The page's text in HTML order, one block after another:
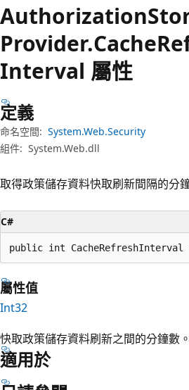
Authorization
Provider.Cache
Interval 屬性
定義
命名空間: System.Web.Security
組件: System.Web.dll
取得政策儲存資料快取刷新間隔的分
C#
public int
屬性值
Int32
快取政策儲存資料刷新之間的分鐘數
適用於